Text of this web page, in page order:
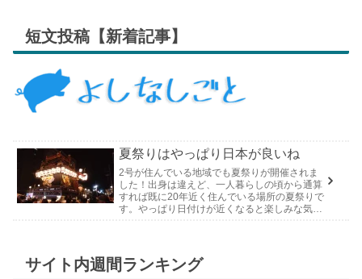
短文投稿【新着記事】
夏祭りはやっぱり日本が良いね
2号が住んでいる地域でも夏祭りが開催されま
した！出身は違えど、一人暮らしの頃から通算
すれば既に20年近く住んでいる場所の夏祭りで
す。やっぱり日付けが近くなると楽しみな気持
サイト内週間ランキング